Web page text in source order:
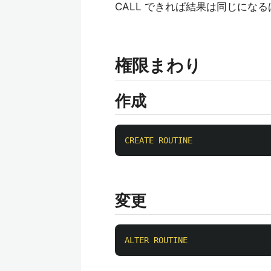
CALL できれば結果は同じになる
権限まわり
作成
CREATE ROUTINE
変更
ALTER ROUTINE